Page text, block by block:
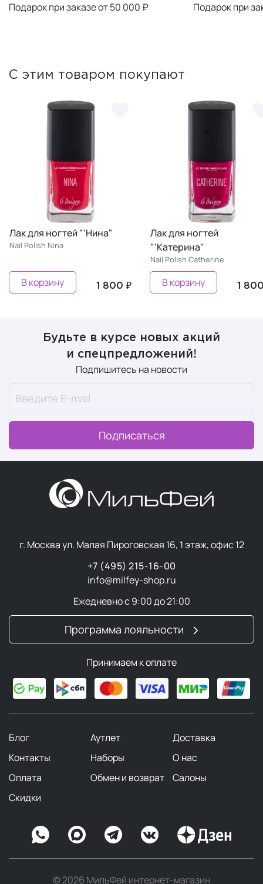
Подарок при заказе от 50 000 ₽ Подарок при
С этим товаром покупают
Лак для ногтей "'Нина"
Nail Polish Nina
1 800 ₽
В корзину
Лак для ногтей
"'Катерина"
Nail Polish Сatherine
1
В корзину
Будьте в курсе новых акций
и спецпредложений!
Подпишитесь на новости
Подписаться
г. Москва ул. Малая Пироговская 16, 1 этаж, офис 12
+7 (495) 215-16-00
info@milfey-shop.ru
Ежедневно с 9:00 до 21:00
Программа лояльности
Принимаем к оплате
Блог Аутлет
Доставка
Контакты
Наборы
О нас
Оплата
Обмен и возврат
Салоны
Скидки
© 2026 МильФей интернет-магазин